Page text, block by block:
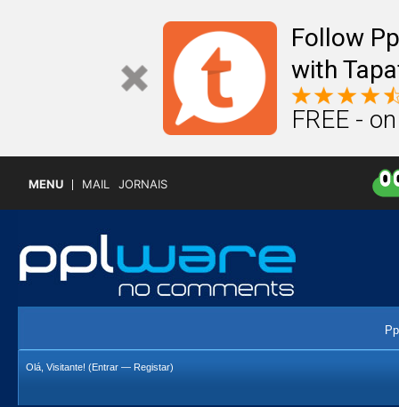
Follow
with
FREE -
MENU MAIL JORNAIS
Olá, Visitante! (Entrar — Registar)